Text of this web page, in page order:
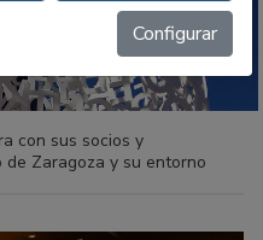
con sus socios y
Zaragoza y su entorno
Configurar